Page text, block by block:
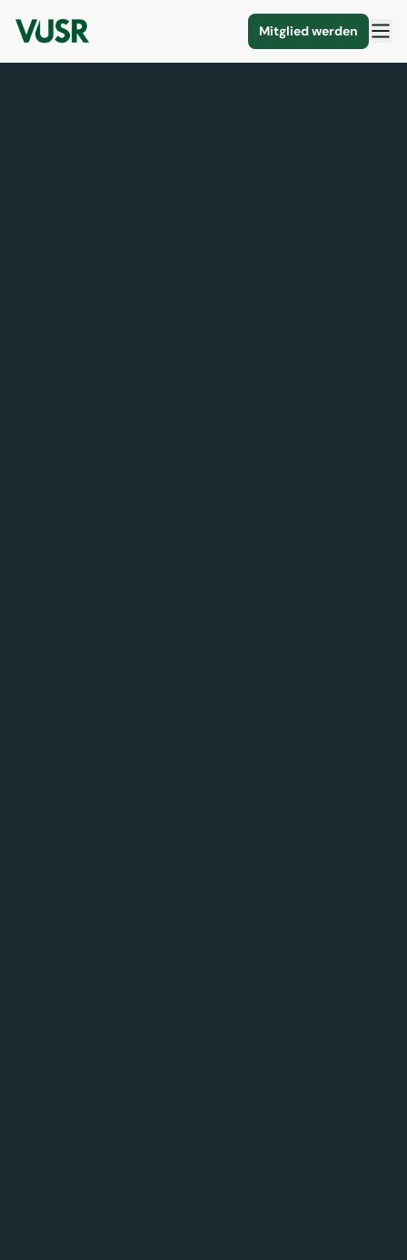
Mitglied werden